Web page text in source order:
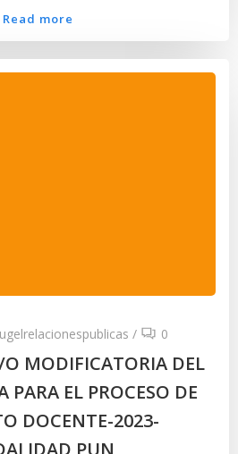
Read more
ugelrelacionespublicas / 0
MODIFICATORIA DEL
PARA EL PROCESO DE
DOCENTE-2023-